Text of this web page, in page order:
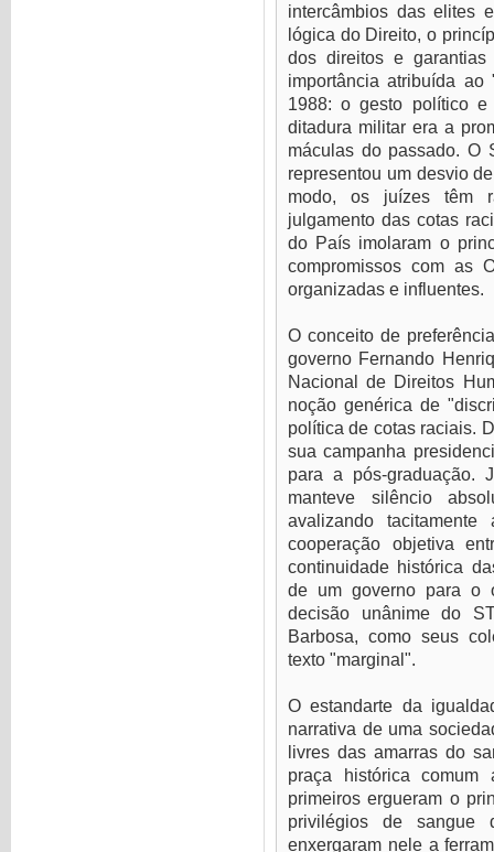
intercâmbios das elites
lógica do Direito, o
dos direitos e
importância atribuída
1988: o gesto político
ditadura militar era a
máculas do passado. O
representou um desvio
modo, os juízes têm
julgamento das cotas
do País imolaram o
compromissos com as
organizadas e influentes.
O conceito de
governo Fernando
Nacional de Direitos
noção genérica de
política de cotas raciais.
sua campanha
para a pós-graduação.
manteve silêncio
avalizando
cooperação objetiva
continuidade histórica
de um governo para o
decisão unânime do
Barbosa, como seus
texto "marginal".
O estandarte da
narrativa de uma
livres das amarras do
praça histórica
primeiros ergueram o
privilégios de sangue
enxergaram nele a